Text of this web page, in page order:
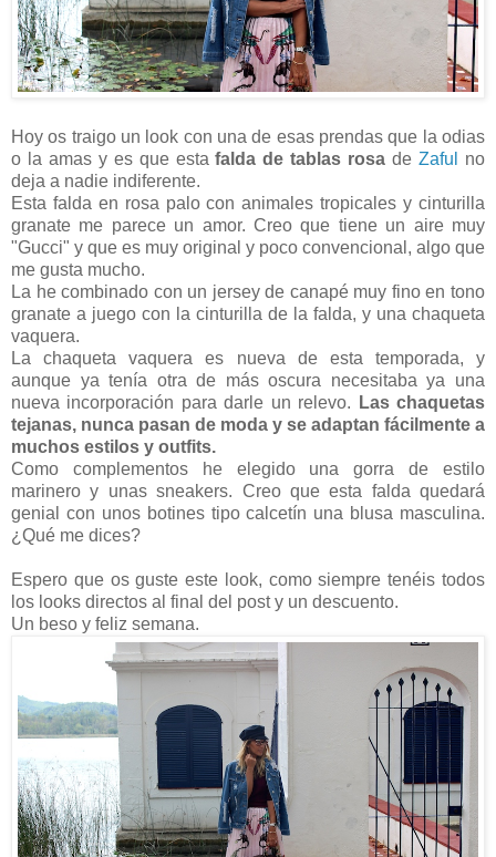
Hoy os traigo un look con una de esas prendas que la odias
o la amas y es que estafalda de tablas rosadeZaful no
deja a nadie indiferente.
Esta falda en rosa palo con animales tropicales y cinturilla
granate me parece un amor. Creo que tiene un aire muy
"Gucci" y que es muy original y poco convencional, algo que
me gusta mucho.
La he combinado con un jersey de canapé muy fino en tono
granate a juego con la cinturilla de la falda, y una chaqueta
vaquera.
La chaqueta vaquera es nueva de esta temporada, y
aunque ya tenía otra de más oscura necesitaba ya una
nueva incorporación para darle un relevo.
Las chaquetas
tejanas, nunca pasan de moda y se adaptan fácilmente a
muchos estilos y outfits.
Como complementos he elegido una gorra de estilo
marinero y unas sneakers. Creo que esta falda quedará
genial con unos botines tipo calcetín una blusa masculina.
¿Qué me dices?
Espero que os guste este look, como siempre tenéis todos
los looks directos al final del post y un descuento.
Un beso y feliz semana.